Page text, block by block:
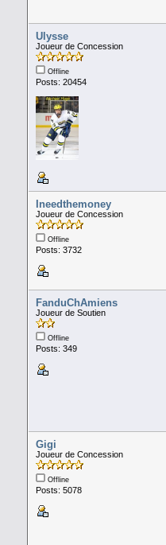
Ulysse
Joueur de Concession
Offline
Posts: 20454
Ineedthemoney
Joueur de Concession
Offline
Posts: 3732
FanduChAmiens
Joueur de Soutien
Offline
Posts: 349
Gigi
Joueur de Concession
Offline
Posts: 5078